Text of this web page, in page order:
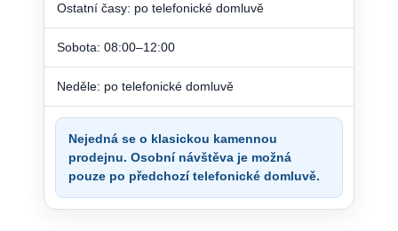
Ostatní časy: po telefonické domluvě
Sobota: 08:00–12:00
Neděle: po telefonické domluvě
Nejedná se o klasickou kamennou
prodejnu. Osobní návštěva je možná
pouze po předchozí telefonické domluvě.